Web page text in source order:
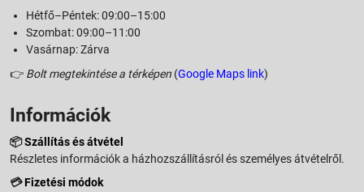
Hétfő–Péntek: 09:00–15:00
Szombat: 09:00–11:00
Vasárnap: Zárva
👉 Bolt megtekintése a térképen (Google Maps link)
Információk
📦Szállítás és átvétel
Részletes információk a házhozszállításról és személyes átvételről.
💳Fizetési módok